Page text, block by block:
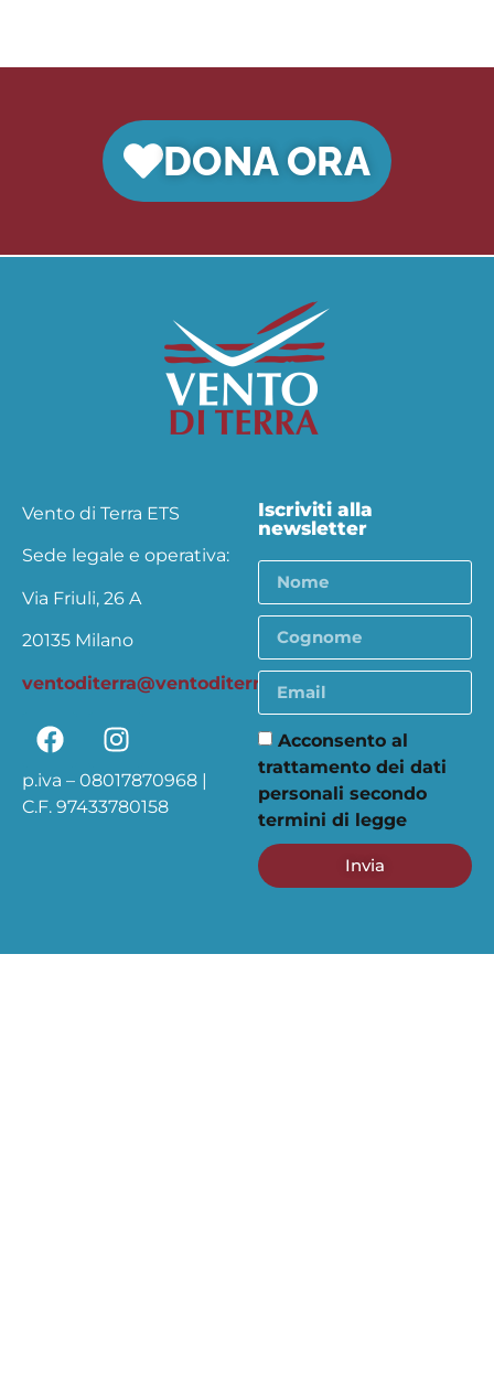
DONA ORA
Vento di Terra ETS
Sede legale e operativa:
Via Friuli, 26 A
20135 Milano
ventoditerra@ventoditerra.org
p.iva – 08017870968 |
C.F. 97433780158
Iscriviti alla
newsletter
Acconsento al
trattamento dei dati
personali secondo
termini di legge
Invia